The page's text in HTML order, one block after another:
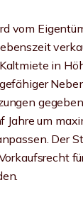
vom
in
Jahre um
Der